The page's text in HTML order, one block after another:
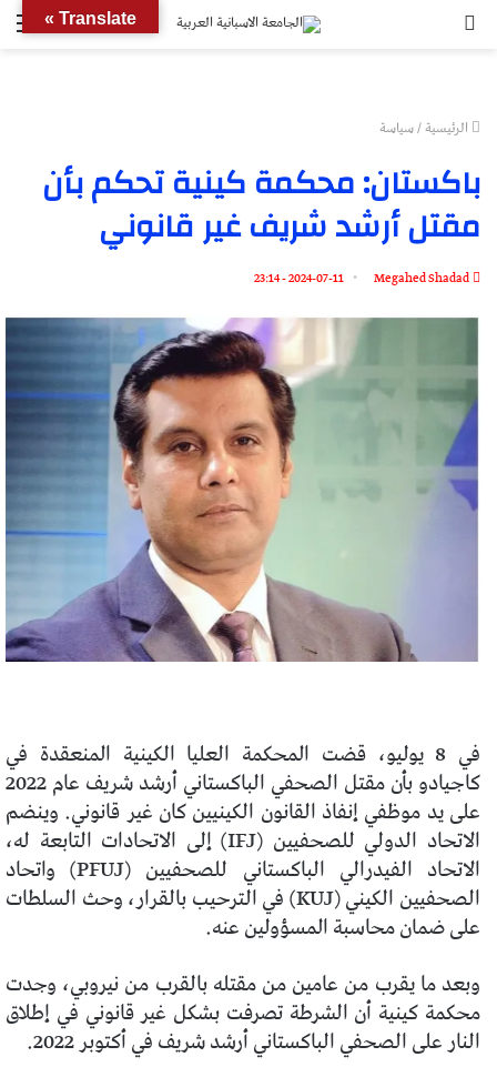
الرئيسية/سياسة
باكستان: محكمة كينية تحكم بأن
مقتل أرشد شريف غير قانوني
Megahed Shadad
2024-07-11 - 23:14
في 8 يوليو، قضت المحكمة العليا الكينية المنعقدة في
كاجيادو بأن مقتل الصحفي الباكستاني أرشد شريف عام 2022
على يد موظفي إنفاذ القانون الكينيين كان غير قانوني. وينضم
الاتحاد الدولي للصحفيين (IFJ) إلى الاتحادات التابعة له،
الاتحاد الفيدرالي الباكستاني للصحفيين (PFUJ) واتحاد
الصحفيين الكيني (KUJ) في الترحيب بالقرار، وحث السلطات
على ضمان محاسبة المسؤولين عنه.
وبعد ما يقرب من عامين من مقتله بالقرب من نيروبي، وجدت
محكمة كينية أن الشرطة تصرفت بشكل غير قانوني في إطلاق
النار على الصحفي الباكستاني أرشد شريف في أكتوبر 2022.
Translate »